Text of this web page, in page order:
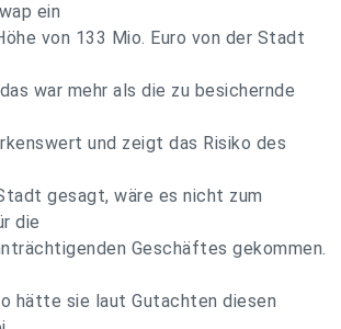
ein
von 133 Mio. Euro von der Stadt
war mehr als die zu besichernde
und zeigt das Risiko des
gesagt, wäre es nicht zum
die
Geschäftes gekommen.
hätte sie laut Gutachten diesen